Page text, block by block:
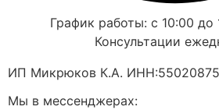
График работы: с 10:00
Консультации
ИП Микрюков К.А.
Мы в мессенджерах: